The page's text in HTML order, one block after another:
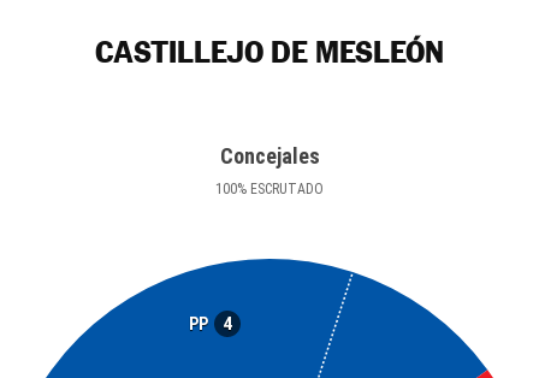
CASTILLEJO DE MESLEÓN
Concejales
100% ESCRUTADO
PP 4